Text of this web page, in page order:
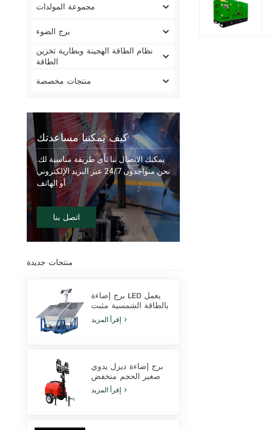
مجموعة المولدات
برج الضوء
نظام الطاقة الهجينة وبطارية تخزين
الطاقة
منتجات مخصصة
كيف يمكننا مساعدتك
يمكنك الاتصال بنا بأي طريقة مناسبة لك.
نحن متواجدون 24/7 عبر البريد الإلكتروني
أو الهاتف.
اتصل بنا
منتجات جديدة
برج إضاءة LED يعمل
بالطاقة الشمسية مثبت
على قاعدة انزلاقية،
مزود بمصابيح LED
برج إضاءة ديزل يدوي
صغير الحجم منخفض
مصابيح هاليد معدنية